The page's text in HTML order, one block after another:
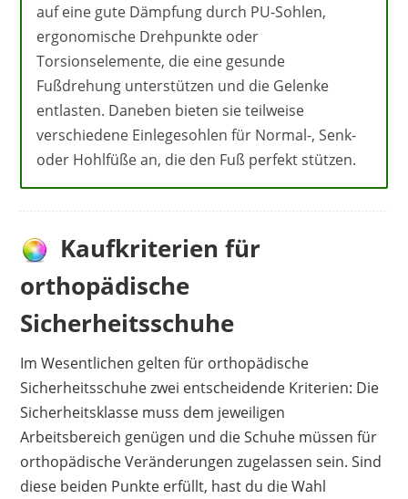
auf eine gute Dämpfung durch PU-Sohlen,
ergonomische Drehpunkte oder
Torsionselemente, die eine gesunde
Fußdrehung unterstützen und die Gelenke
entlasten. Daneben bieten sie teilweise
verschiedene Einlegesohlen für Normal-, Senk-
oder Hohlfüße an, die den Fuß perfekt stützen.
Kaufkriterien für
orthopädische
Sicherheitsschuhe
Im Wesentlichen gelten für orthopädische
Sicherheitsschuhe zwei entscheidende Kriterien: Die
Sicherheitsklasse muss dem jeweiligen
Arbeitsbereich genügen und die Schuhe müssen für
orthopädische Veränderungen zugelassen sein. Sind
diese beiden Punkte erfüllt, hast du die Wahl